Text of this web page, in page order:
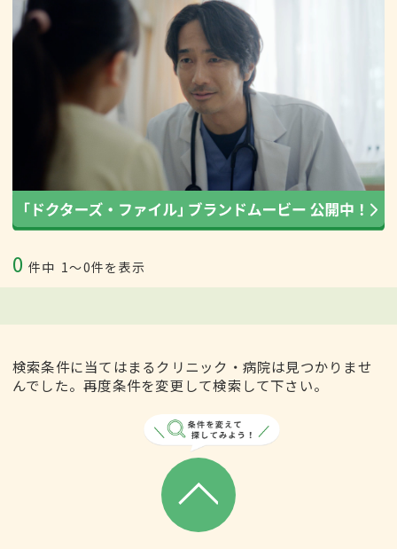
0 件中 1〜0件を表示
検索条件に当てはまるクリニック・病院は見つかりませ
んでした。再度条件を変更して検索して下さい。